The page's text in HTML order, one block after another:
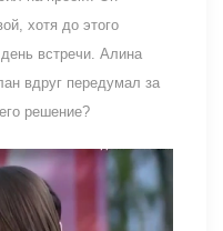
хотя до этого
встречи. Алина
вдруг передумал за
решение?